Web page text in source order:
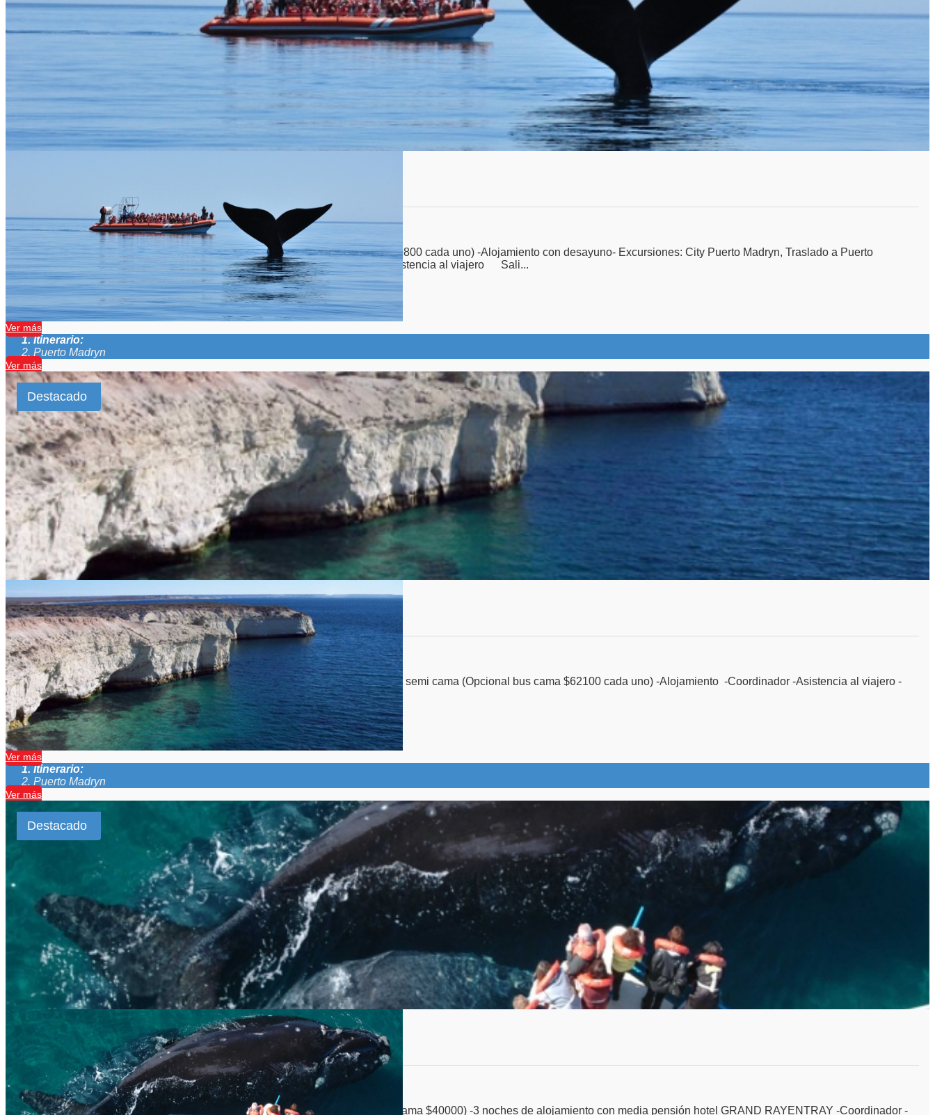
Duración:
Noches
VIAJE A PUERTO MADRYN INCLUYE: -Bus semi cama (Opcional cama $40800 cada uno) -Alojamiento con desayuno- Excursiones: City Puerto Madryn, Traslado a Puerto
Pirámides, Valle Inferior, Las Grutas de regreso- Coordinador Permanente- Asistencia al viajero Sali...
Ver más
Itinerario:
Puerto Madryn
Ver más
Destacado
Viajes a Puerto Madryn
Duración:
6Días4 Noches
VIAJES A PUERTO MADRYN INCLUYE: -Bus semi cama (Opcional bus cama $62100 cada uno) -Alojamiento -Coordinador -Asistencia al viajero -
Excursiones incluidas: Excursión Puerto Pirámides, City Tour Puerto Madryn...
Ver más
Itinerario:
Puerto Madryn
Ver más
Destacado
Viajes a Puerto Madryn en bus
Duración:
5Días3 Noches
VIAJE A PUERTO MADRYN INCLUYE: -Bus mix semi cama (Opcional bus cama $40000) -3 noches de alojamiento con media pensión hotel GRAND RAYENTRAY -Coordinador -